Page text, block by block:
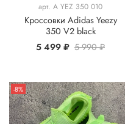
арт. A YEZ 350 010
Кроссовки Adidas Yeezy
350 V2 black
5 499 ₽ 5 990 ₽
-8%